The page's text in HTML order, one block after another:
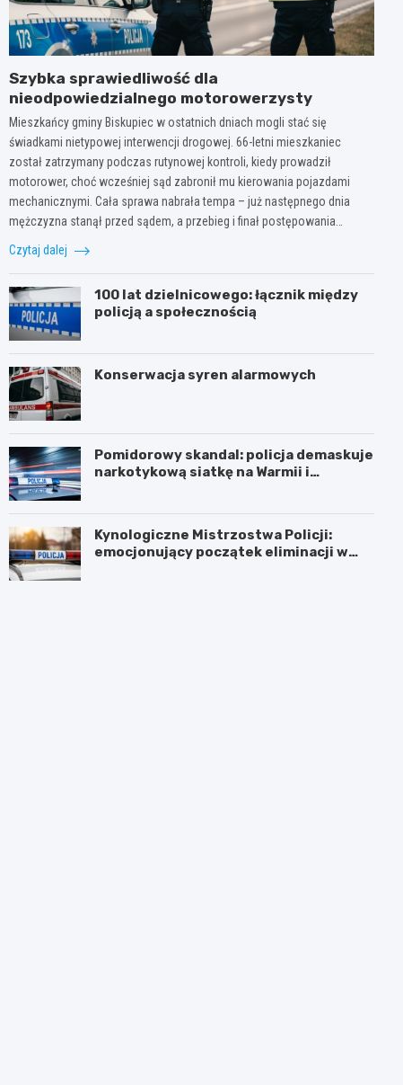
Szybka sprawiedliwość dla
nieodpowiedzialnego motorowerzysty
Mieszkańcy gminy Biskupiec w ostatnich dniach mogli stać się
świadkami nietypowej interwencji drogowej. 66-letni mieszkaniec
został zatrzymany podczas rutynowej kontroli, kiedy prowadził
motorower, choć wcześniej sąd zabronił mu kierowania pojazdami
mechanicznymi. Cała sprawa nabrała tempa – już następnego dnia
mężczyzna stanął przed sądem, a przebieg i finał postępowania…
Czytaj dalej
100 lat dzielnicowego: łącznik między
policją a społecznością
Konserwacja syren alarmowych
Pomidorowy skandal: policja demaskuje
narkotykową siatkę na Warmii i
Kynologiczne Mistrzostwa Policji:
emocjonujący początek eliminacji w